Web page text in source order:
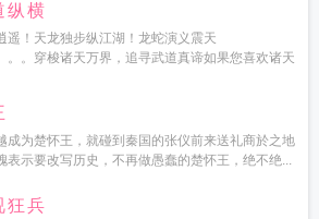
纵横
遥！天龙独步纵江湖！龙蛇演义震天
。。穿梭诸天万界，追寻武道真谛如果您喜欢诸天
成为楚怀王，就碰到秦国的张仪前来送礼商於之地
表示要改写历史，不再做愚蠢的楚怀王，绝不绝...
狂兵